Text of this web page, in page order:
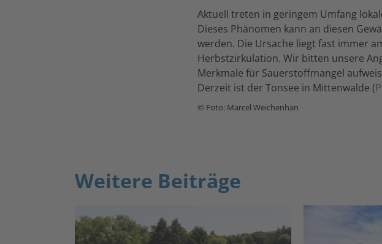
Aktuell treten in geringem Umfang
Dieses Phänomen kann an diesen
werden. Die Ursache liegt fast immer
Herbstzirkulation. Wir bitten unsere
Merkmale für Sauerstoffmangel
Derzeit ist der Tonsee in Mittenwalde (
© Foto: Marcel Weichenhan
Weitere Beiträge